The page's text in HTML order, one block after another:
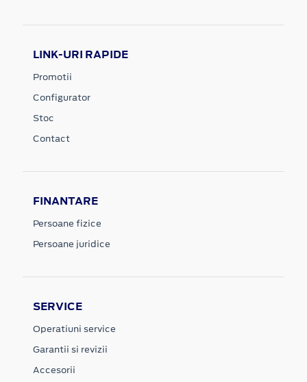
LINK-URI RAPIDE
Promotii
Configurator
Stoc
Contact
FINANTARE
Persoane fizice
Persoane juridice
SERVICE
Operatiuni service
Garantii si revizii
Accesorii